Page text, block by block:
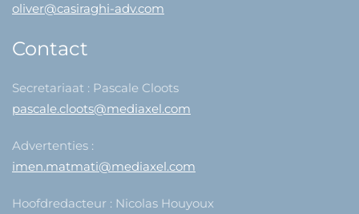
oliver@casiraghi-adv.com
Contact
Secretariaat : Pascale Cloots
pascale.cloots@mediaxel.com
Advertenties :
imen.matmati@mediaxel.com
Hoofdredacteur : Nicolas Houyoux